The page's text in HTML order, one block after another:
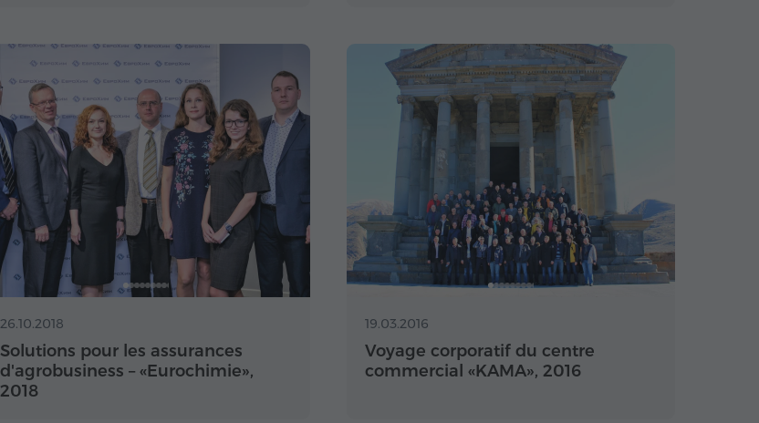
26.10.2018
Solutions pour les assurances
d'agrobusiness – «Eurochimie»,
2018
19.03.2016
Voyage corporatif du centre
commercial «KAMA», 2016